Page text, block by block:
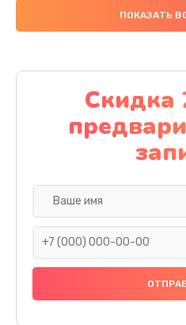
Замена
1100
Замена
ПОКАЗАТЬ
Скидка